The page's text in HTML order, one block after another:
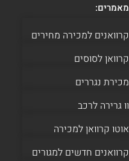
מאמרים:
קרוואנים למכירה מחירים
קרוואן לסוסים
מכירת נגררים
וו גרירה לרכב
אוטו קרוואן למכירה
קרוואנים חדשים למגורים